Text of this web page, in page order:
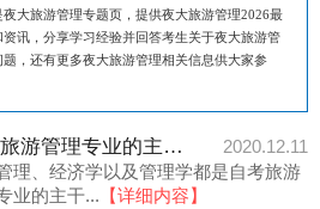
夜大旅游管理专题页，提供夜大旅游管理2026最
资讯，分享学习经验并回答考生关于夜大旅游管
题，还有更多夜大旅游管理相关信息供大家参
自考旅游管理专业的主干学科有哪些？
2020.12.11
理、经济学以及管理学都是自考旅游
业的主干... 【详细内容】